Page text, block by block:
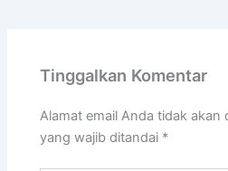
Tinggalkan Komentar
Alamat email Anda tidak akan
yang wajib ditandai *